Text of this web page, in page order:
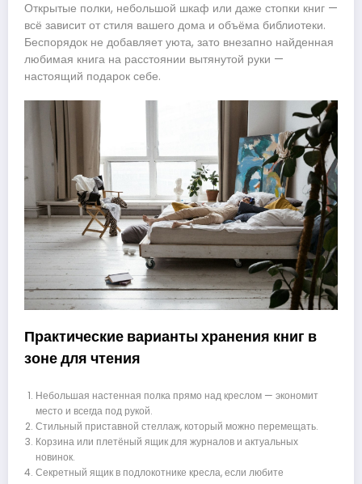
Открытые полки, небольшой шкаф или даже стопки книг —
всё зависит от стиля вашего дома и объёма библиотеки.
Беспорядок не добавляет уюта, зато внезапно найденная
любимая книга на расстоянии вытянутой руки —
настоящий подарок себе.
Практические варианты хранения книг в
зоне для чтения
Небольшая настенная полка прямо над креслом — экономит
место и всегда под рукой.
Стильный приставной стеллаж, который можно перемещать.
Корзина или плетёный ящик для журналов и актуальных
новинок.
Секретный ящик в подлокотнике кресла, если любите